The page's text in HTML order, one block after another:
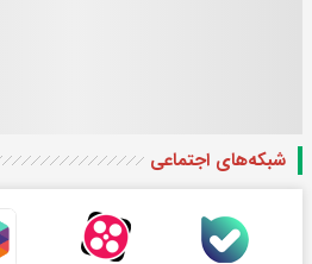
شبکه‌های اجتماعی